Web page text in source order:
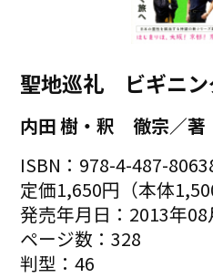
聖地巡礼 ビギニン
内田 樹・釈 徹宗／著
ISBN：978-4-487-
定価1,650円（本体
発売年月日：2013年08
ページ数：328
判型：46